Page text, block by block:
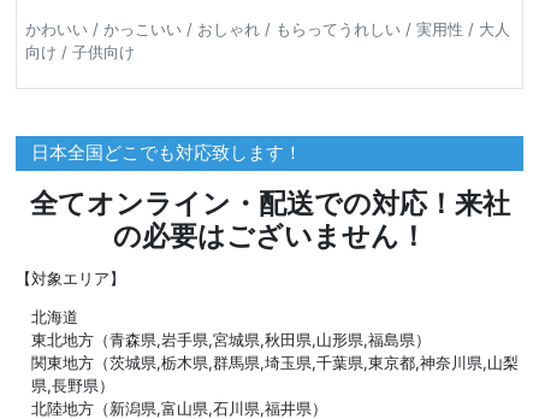
かわいい / かっこいい / おしゃれ / もらってうれしい / 実用性 / 大人
向け / 子供向け
日本全国どこでも対応致します！
全てオンライン・配送での対応！来社
の必要はございません！
【対象エリア】
北海道
東北地方（青森県,岩手県,宮城県,秋田県,山形県,福島県）
関東地方（茨城県,栃木県,群馬県,埼玉県,千葉県,東京都,神奈川県,山梨
県,長野県）
北陸地方（新潟県,富山県,石川県,福井県）